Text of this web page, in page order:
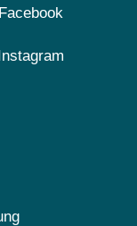
Facebook